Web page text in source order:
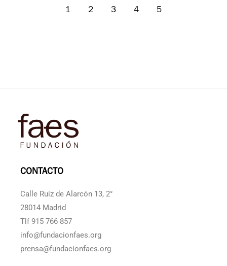
1 2 3 4 5
CONTACTO
Calle Ruiz de Alarcón 13, 2°
28014 Madrid
Tlf 915 766 857
info@fundacionfaes.org
prensa@fundacionfaes.org